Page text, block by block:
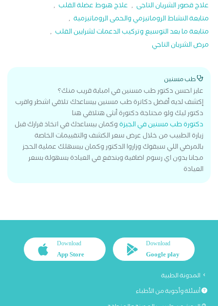
علاج قصور الشريان التاجى , علاج هبوط عضلة القلب ,
متابعة النشاط الروماتيزمي والحمى الروماتيزمية ,
متابعة ما بعد التوسيع وتركيب الدعمات لشرايين القلب ,
مرض الشريان التاجي
طب مسنين
عايز احسن دكتور طب مسنين في امبابة قريب منك؟
إكشف لديه أفضل دكاترة طب مسنين بيساعدك تلاقي اشطر واقرب
دكتور ليك ولو محتاجة دكتورة أنثى هتلاقي هنا
دكتورة طب مسنين في الجيزةوكمان بيساعدك في اتخاذ قرارك قبل
زيارة الطبيب من خلال عرض سعر الكشف والتقييمات الخاصة
بالمرضي اللي سبقوك وزاروا الدكتور وكمان بيسهلك عملية الحجز
مجانا بدون اي رسوم اضافية وبتدفع في العيادة بسهولة بسعر
العيادة
Download
Google play
Download
App Store
المدونة الطبية
أسئلة وأجوبة من الأطباء